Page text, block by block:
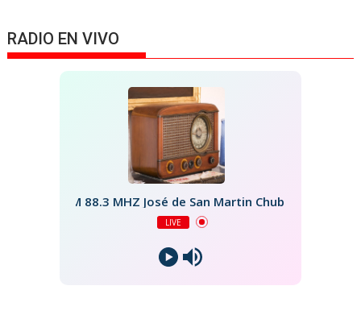
RADIO EN VIVO
FM 88.3 MHZ José de San Martin Chubut
LIVE